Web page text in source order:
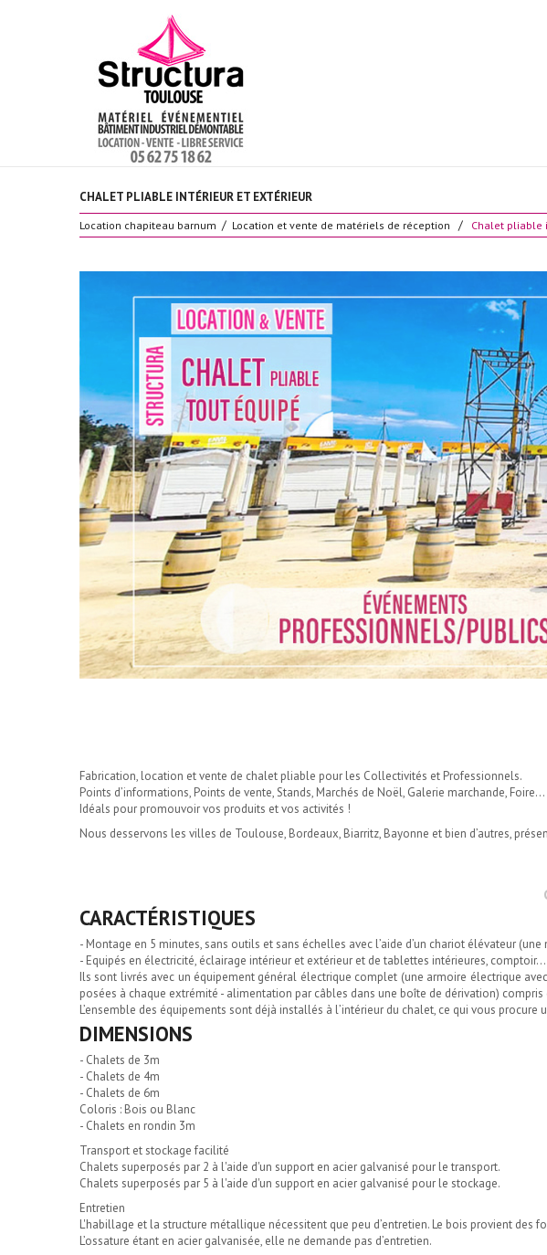
CHALET PLIABLE INTÉRIEUR ET EXTÉRIEUR
Location chapiteau barnum Location et vente de matériels de réception Chalet pliable
Fabrication, location et vente de chalet pliable pour les Collectivités et Professionnels.
Points d’informations, Points de vente, Stands, Marchés de Noël, Galerie marchande, Foire…
Idéals pour promouvoir vos produits et vos activités !
Nous desservons les villes de Toulouse, Bordeaux, Biarritz, Bayonne et bien d’autres,
CARACTÉRISTIQUES
- Montage en 5 minutes, sans outils et sans échelles avec l’aide d’un chariot élévateur
- Equipés en électricité, éclairage intérieur et extérieur et de tablettes intérieures, comptoir…
Ils sont livrés avec un équipement général électrique complet (une armoire électrique
posées à chaque extrémité - alimentation par câbles dans une boîte de dérivation)
L’ensemble des équipements sont déjà installés à l’intérieur du chalet, ce qui vous
DIMENSIONS
- Chalets de 3m
- Chalets de 4m
- Chalets de 6m
Coloris : Bois ou Blanc
- Chalets en rondin 3m
Transport et stockage facilité
Chalets superposés par 2 à l'aide d'un support en acier galvanisé pour le transport.
Chalets superposés par 5 à l'aide d'un support en acier galvanisé pour le stockage.
Entretien
L'habillage et la structure métallique nécessitent que peu d’entretien. Le bois provient des
L’ossature étant en acier galvanisée, elle ne demande pas d’entretien.